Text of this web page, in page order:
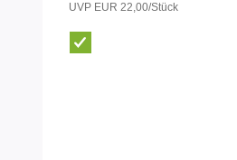
UVP EUR 22,00/Stück